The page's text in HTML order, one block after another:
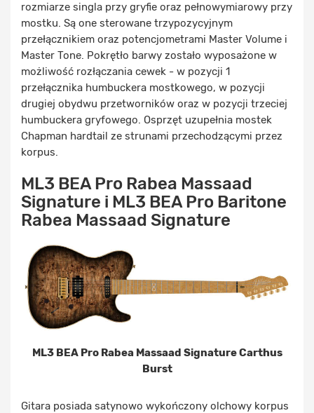
rozmiarze singla przy gryfie oraz pełnowymiarowy przy
mostku. Są one sterowane trzypozycyjnym
przełącznikiem oraz potencjometrami Master Volume i
Master Tone. Pokrętło barwy zostało wyposażone w
możliwość rozłączania cewek - w pozycji 1
przełącznika humbuckera mostkowego, w pozycji
drugiej obydwu przetworników oraz w pozycji trzeciej
humbuckera gryfowego. Osprzęt uzupełnia mostek
Chapman hardtail ze strunami przechodzącymi przez
korpus.
ML3 BEA Pro Rabea Massaad
Signature i ML3 BEA Pro Baritone
Rabea Massaad Signature
ML3 BEA Pro Rabea Massaad Signature Carthus
Burst
Gitara posiada satynowo wykończony olchowy korpus